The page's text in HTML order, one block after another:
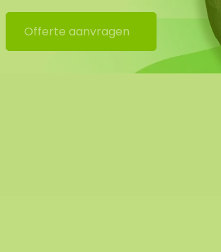
Offerte aanvragen